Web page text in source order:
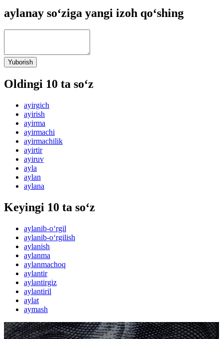
aylanay so‘ziga yangi izoh qo‘shing
Yuborish
Oldingi 10 ta so‘z
ayirgich
ayirish
ayirma
ayirmachi
ayirmachilik
ayirtir
ayiruv
ayla
aylan
aylana
Keyingi 10 ta so‘z
aylanib-o‘rgil
aylanib-o‘rgilish
aylanish
aylanma
aylanmachoq
aylantir
aylantirgiz
aylantiril
aylat
aymash